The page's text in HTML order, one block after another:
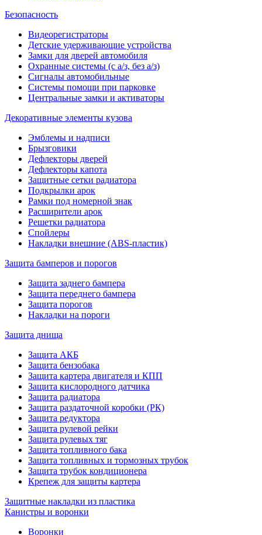
Безопасность
Видеорегистраторы
Детские удерживающие устройства
Замки для дверей автомобиля
Охранные системы (с а/з, без а/з)
Сигналы автомобильные
Системы помощи при парковке
Центральные замки и активаторы
Декоративные элементы кузова
Эмблемы и надписи
Брызговики
Дефлекторы дверей
Дефлекторы капота
Защитные сетки радиатора
Подкрылки арок
Рамки под номерной знак
Расширители арок
Решетки радиатора
Спойлеры
Накладки внешние (ABS-пластик)
Защита бамперов и порогов
Защита заднего бампера
Защита переднего бампера
Защита порогов
Накладки на пороги
Защита днища
Защита АКБ
Защита бензобака
Защита картера двигателя и КПП
Защита кислородного датчика
Защита радиатора
Защита раздаточной коробки (РК)
Защита редуктора
Защита рулевой рейки
Защита рулевых тяг
Защита топливного бака
Защита топливных и тормозных трубок
Защита трубок кондиционера
Крепеж для защиты картера
Защитные накладки из пластика
Канистры и воронки
Воронки